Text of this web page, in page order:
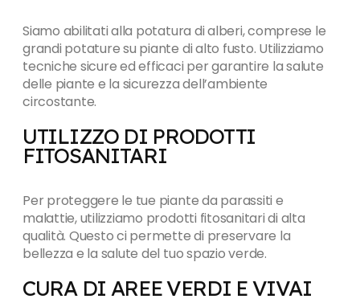
Siamo abilitati alla potatura di alberi, comprese le
grandi potature su piante di alto fusto. Utilizziamo
tecniche sicure ed efficaci per garantire la salute
delle piante e la sicurezza dell’ambiente
circostante.
UTILIZZO DI PRODOTTI
FITOSANITARI
Per proteggere le tue piante da parassiti e
malattie, utilizziamo prodotti fitosanitari di alta
qualità. Questo ci permette di preservare la
bellezza e la salute del tuo spazio verde.
CURA DI AREE VERDI E VIVAI